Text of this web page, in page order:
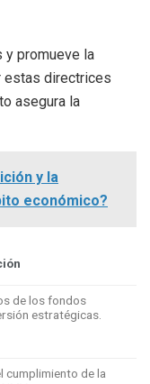
y promueve la
estas directrices
asegura la
y la
económico?
de los fondos
estratégicas.
cumplimiento de la